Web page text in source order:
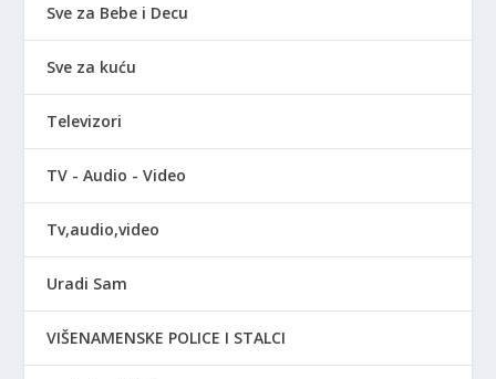
Sve za Bebe i Decu
Sve za kuću
Televizori
TV - Audio - Video
Tv,audio,video
Uradi Sam
VIŠENAMENSKE POLICE I STALCI